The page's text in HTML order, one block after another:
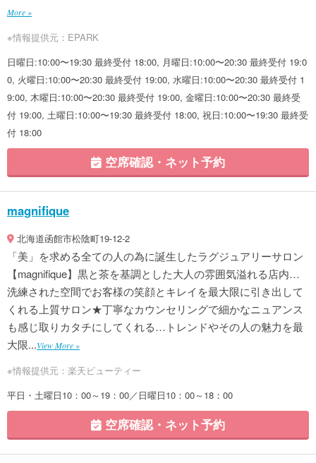
More »
※情報提供元：EPARK
日曜日:10:00〜19:30 最終受付 18:00, 月曜日:10:00〜20:30 最終受付 19:0
0, 火曜日:10:00〜20:30 最終受付 19:00, 水曜日:10:00〜20:30 最終受付 1
9:00, 木曜日:10:00〜20:30 最終受付 19:00, 金曜日:10:00〜20:30 最終受
付 19:00, 土曜日:10:00〜19:30 最終受付 18:00, 祝日:10:00〜19:30 最終受
付 18:00
空席確認・ネット予約
magnifique
北海道函館市松陰町19-12-2
「美」を求める全ての人の為に誕生したラグジュアリーサロン
【magnifique】黒と茶を基調とした大人の雰囲気溢れる店内…
洗練された空間でお客様の笑顔とキレイを最大限に引き出して
くれる上質サロン★丁寧なカウンセリングで細かなニュアンス
も感じ取りカタチにしてくれる…トレンドやその人の魅力を最
大限...View More »
※情報提供元：楽天ビューティー
平日・土曜日10：00～19：00／日曜日10：00～18：00
空席確認・ネット予約